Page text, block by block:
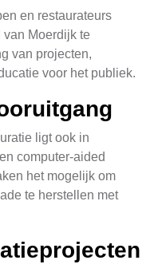
en restaurateurs
van Moerdijk te
van projecten,
voor het publiek.
ligt ook in
computer-aided
het mogelijk om
te herstellen met